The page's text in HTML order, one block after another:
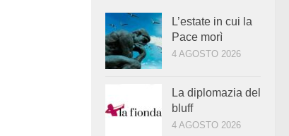
L’estate in cui la
Pace morì
4 AGOSTO 2026
La diplomazia del
bluff
4 AGOSTO 2026